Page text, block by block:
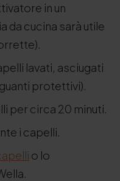
in un
da cucina sarà utile
lavati, asciugati
protettivi).
per circa 20 minuti.
i capelli.
o lo